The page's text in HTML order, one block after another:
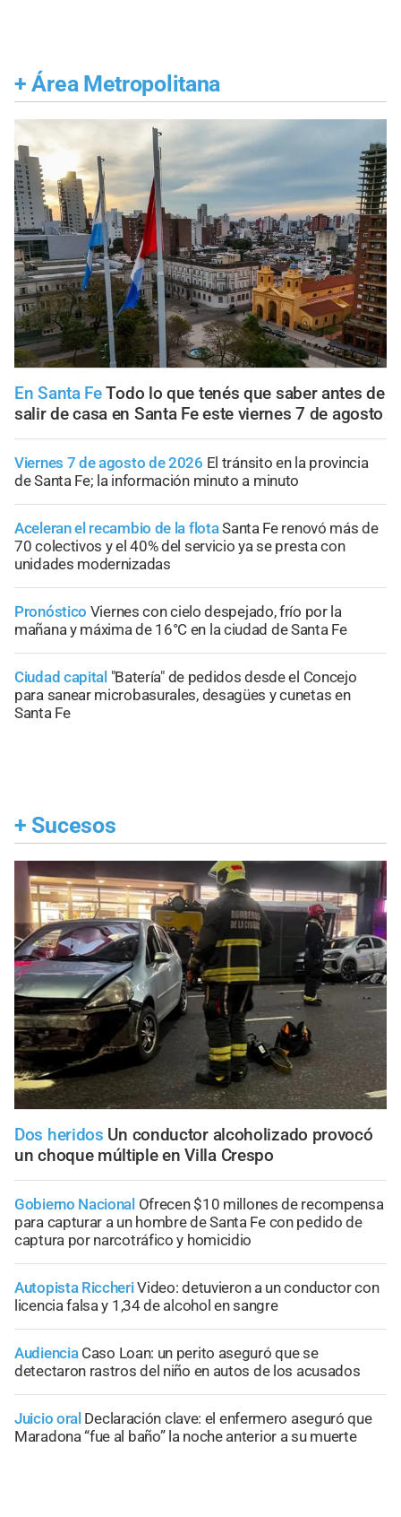
+ Área Metropolitana
En Santa FeTodo lo que tenés que saber antes de
salir de casa en Santa Fe este viernes 7 de agosto
Viernes 7 de agosto de 2026 El tránsito en la provincia
de Santa Fe; la información minuto a minuto
Aceleran el recambio de la flotaSanta Fe renovó más de
70 colectivos y el 40% del servicio ya se presta con
unidades modernizadas
Pronóstico Viernes con cielo despejado, frío por la
mañana y máxima de 16°C en la ciudad de Santa Fe
Ciudad capital "Batería" de pedidos desde el Concejo
para sanear microbasurales, desagües y cunetas en
Santa Fe
+ Sucesos
Dos heridos Un conductor alcoholizado provocó
un choque múltiple en Villa Crespo
Gobierno Nacional Ofrecen $10 millones de recompensa
para capturar a un hombre de Santa Fe con pedido de
captura por narcotráfico y homicidio
Autopista RiccheriVideo: detuvieron a un conductor con
licencia falsa y 1,34 de alcohol en sangre
Audiencia Caso Loan: un perito aseguró que se
detectaron rastros del niño en autos de los acusados
Juicio oral Declaración clave: el enfermero aseguró que
Maradona “fue al baño” la noche anterior a su muerte